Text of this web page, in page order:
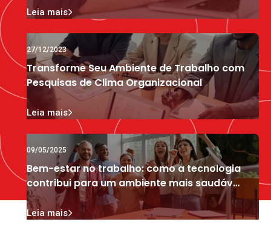
Leia mais
27/12/2023
Transforme Seu Ambiente de Trabalho com
Pesquisas de Clima Organizacional
Leia mais
09/05/2025
Bem-estar no trabalho: como a tecnologia
contribui para um ambiente mais saudável
e engajador
Leia mais